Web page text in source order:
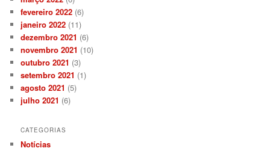
fevereiro 2022 (6)
janeiro 2022 (11)
dezembro 2021 (6)
novembro 2021 (10)
outubro 2021 (3)
setembro 2021 (1)
agosto 2021 (5)
julho 2021 (6)
CATEGORIAS
Notícias